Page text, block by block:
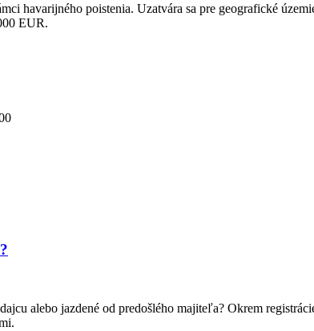
havarijného poistenia. Uzatvára sa pre geografické
EUR.
alebo jazdené od predošlého majiteľa? Okrem